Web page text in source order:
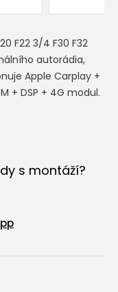
F22 3/4 F30 F32
autorádia,
Apple Carplay +
+ DSP + 4G modul.
s montáží?